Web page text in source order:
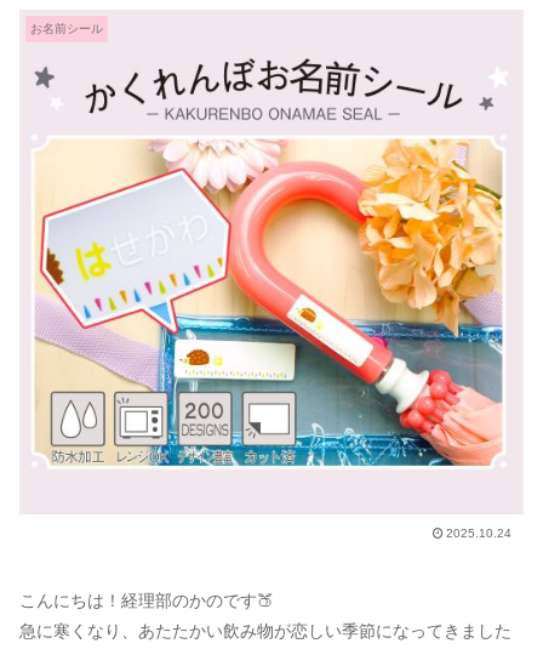
お名前シール
2025.10.24
こんにちは！経理部のかのです🍑
急に寒くなり、あたたかい飲み物が恋しい季節になってきました